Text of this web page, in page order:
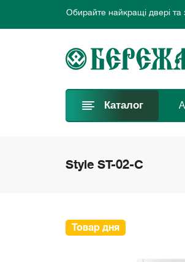
Ласкаво просимо до
Ми пропонуємо нові
Ласкаво просимо до
Ми пропонуємо нові
Каталог
Style ST-02-С
Товар дня